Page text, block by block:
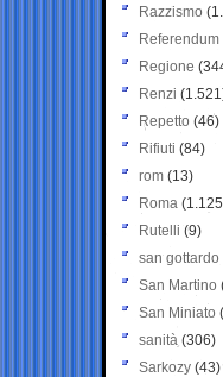
Razzismo
Referendum
Regione
Renzi
Repetto (46)
Rifiuti (84)
rom (13)
Roma
Rutelli (9)
san gottardo
San Martino
San Miniato
sanità (306)
Sarkozy (43)